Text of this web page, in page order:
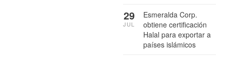
Esmeralda Corp.
obtiene certificación
Halal para exportar a
países islámicos
29
JUL